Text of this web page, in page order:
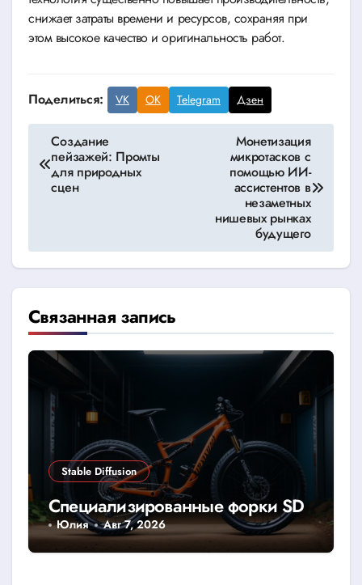
снижает затраты времени и ресурсов, сохраняя при
этом высокое качество и оригинальность работ.
Поделиться: VK OK Telegram Дзен
Навигация
по
записям
Создание
пейзажей: Промты
для природных
сцен
Монетизация
микротасков с
помощью ИИ-
ассистентов в
незаметных
нишевых рынках
будущего
Связанная запись
Stable Diffusion
Специализированные форки SD
Юлия Авг 7, 2026